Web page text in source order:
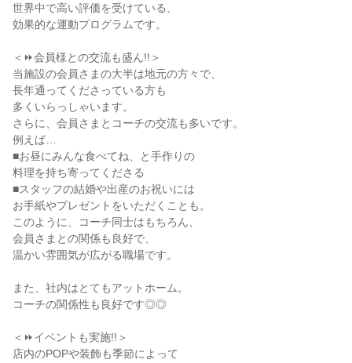
世界中で高い評価を受けている、
効果的な運動プログラムです。
＜⏩会員様との交流も盛ん!!＞
当施設の会員さまの大半は地元の方々で、
長年通ってくださっている方も
多くいらっしゃいます。
さらに、会員さまとコーチの交流も多いです。
例えば…
■お昼にみんな食べてね、と手作りの
料理を持ち寄ってくださる
■スタッフの結婚や出産のお祝いには
お手紙やプレゼントをいただくことも。
このように、コーチ同士はもちろん、
会員さまとの関係も良好で、
温かい雰囲気が広がる職場です。
また、社内はとてもアットホーム。
コーチの関係性も良好です◎◎
＜⏩イベントも実施!!＞
店内のPOPや装飾も季節によって